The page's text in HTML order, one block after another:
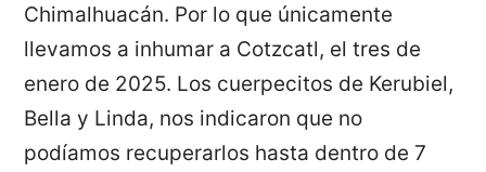
Chimalhuacán. Por lo que únicamente
llevamos a inhumar a Cotzcatl, el tres de
enero de 2025. Los cuerpecitos de Kerubiel,
Bella y Linda, nos indicaron que no
podíamos recuperarlos hasta dentro de 7